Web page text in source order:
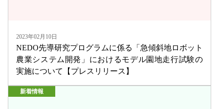
2023年02月10日
NEDO先導研究プログラムに係る「急傾斜地ロボット
農業システム開発」におけるモデル園地走行試験の
実施について【プレスリリース】
新着情報